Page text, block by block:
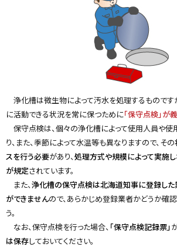
浄化槽は微生物によって汚水を処理するものです
に活動できる状況を常に保つために「保守点検」が
保守点検は、個々の浄化槽によって使用人員や使
り、また、季節によって水温等も異なりますので、その
スを行う必要があり、処理方式や規模によって実施
が規定されています。
また、浄化槽の保守点検は北海道知事に登録した
ができませんので、あらかじめ登録業者かどうか確
う。
なお、保守点検を行った場合、 「保守点検記録票」
は保存しておいてください。